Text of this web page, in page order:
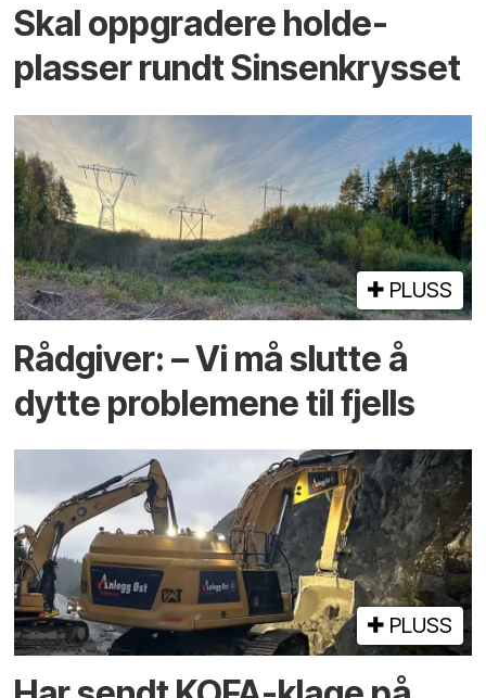
Skal oppgradere holde­
plasser rundt Sinsenkrysset
PLUSS
Rådgiver: – Vi må slutte å
dytte problemene til fjells
PLUSS